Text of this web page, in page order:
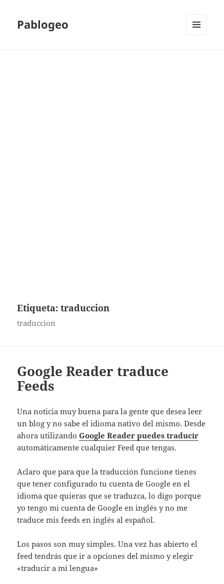
Pablogeo
Etiqueta:traduccion
traduccion
Google Reader traduce
Feeds
Una noticia muy buena para la gente que desea leer
un blog y no sabe el idioma nativo del mismo. Desde
ahora utilizandoGoogle Reader puedes traducir
automáticamente cualquier Feed que tengas.
Aclaro que para que la traducción funcione tienes
que tener configurado tu cuenta de Google en el
idioma que quieras que se traduzca, lo digo porque
yo tengo mi cuenta de Google en inglés y no me
traduce mis feeds en inglés al español.
Los pasos son muy simples. Una vez has abierto el
feed tendrás que ir a opciones del mismo y elegir
«traducir a mi lengua»